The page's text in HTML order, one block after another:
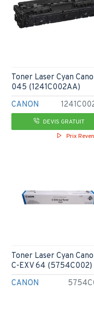
CANON
Toner Laser Cyan
045 (1241C002AA)
DEVIS GRATUIT
Prix
CANON
Toner Laser Cyan
C-EXV 64 (5754C002)